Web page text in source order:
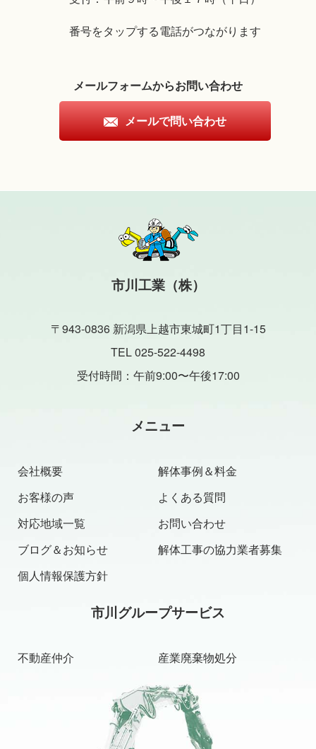
番号をタップする電話がつながります
メールフォームからお問い合わせ
メールで問い合わせ
市川工業（株）
〒943-0836 新潟県上越市東城町1丁目1-15
TEL 025-522-4498
受付時間：午前9:00〜午後17:00
メニュー
会社概要
解体事例＆料金
お客様の声
よくある質問
対応地域一覧
お問い合わせ
ブログ＆お知らせ
解体工事の協力業者募集
個人情報保護方針
市川グループサービス
不動産仲介 産業廃棄物処分